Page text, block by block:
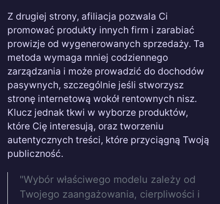
Z drugiej strony, afiliacja pozwala Ci
promować produkty innych firm i zarabiać
prowizje od wygenerowanych sprzedaży. Ta
metoda wymaga mniej codziennego
zarządzania i może prowadzić do dochodów
pasywnych, szczególnie jeśli stworzysz
stronę internetową wokół rentownych nisz.
Klucz jednak tkwi w wyborze produktów,
które Cię interesują, oraz tworzeniu
autentycznych treści, które przyciągną Twoją
publiczność.
"Wybór właściwego modelu zależy od
Twojego zaangażowania, cierpliwości i